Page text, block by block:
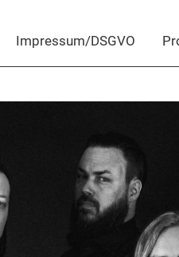
Impressum/DSGVO